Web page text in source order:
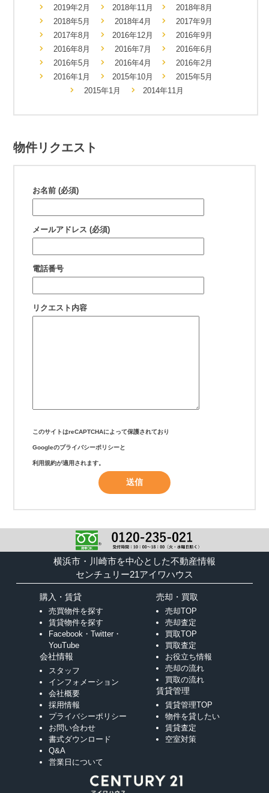
2019年2月
2018年11月
2018年8月
2018年5月
2018年4月
2017年9月
2017年8月
2016年12月
2016年9月
2016年8月
2016年7月
2016年6月
2016年5月
2016年4月
2016年2月
2016年1月
2015年10月
2015年5月
2015年1月
2014年11月
物件リクエスト
お名前 (必須)
メールアドレス (必須)
電話番号
リクエスト内容
このサイトはreCAPTCHAによって保護されており
Googleのプライバシーポリシーと
利用規約が適用されます。
横浜市・川崎市を中心とした不動産情報
センチュリー21アイワハウス
購入・賃貸
売買物件を探す
賃貸物件を探す
Facebook・Twitter・
YouTube
会社情報
スタッフ
インフォメーション
会社概要
採用情報
プライバシーポリシー
お問い合わせ
書式ダウンロード
Q&A
営業日について
売却・買取
売却TOP
売却査定
買取TOP
買取査定
お役立ち情報
売却の流れ
買取の流れ
賃貸管理
賃貸管理TOP
物件を貸したい
賃貸査定
空室対策